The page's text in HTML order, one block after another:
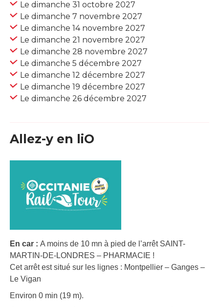
Le dimanche 31 octobre 2027
Le dimanche 7 novembre 2027
Le dimanche 14 novembre 2027
Le dimanche 21 novembre 2027
Le dimanche 28 novembre 2027
Le dimanche 5 décembre 2027
Le dimanche 12 décembre 2027
Le dimanche 19 décembre 2027
Le dimanche 26 décembre 2027
Allez-y en liO
En car : A moins de 10 mn à pied de l’arrêt SAINT-
MARTIN-DE-LONDRES – PHARMACIE !
Cet arrêt est situé sur les lignes : Montpellier – Ganges –
Le Vigan
Environ 0 min (19 m).